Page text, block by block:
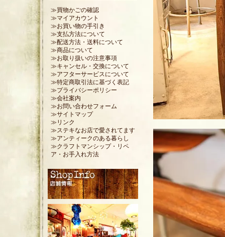
≫買物かごの確認
≫マイアカウント
≫お買い物の手引き
≫支払方法について
≫配送方法・送料について
≫商品について
≫お取り扱いの注意事項
≫キャンセル・交換について
≫アフターサービスについて
≫特定商取引法に基づく表記
≫プライバシーポリシー
≫会社案内
≫お問い合わせフォーム
≫サイトマップ
≫リンク
≫ステキなお店で愛されてます
≫アンティークのある暮らし
≫クラフトマンシップ・リペ
ア・お手入れ方法